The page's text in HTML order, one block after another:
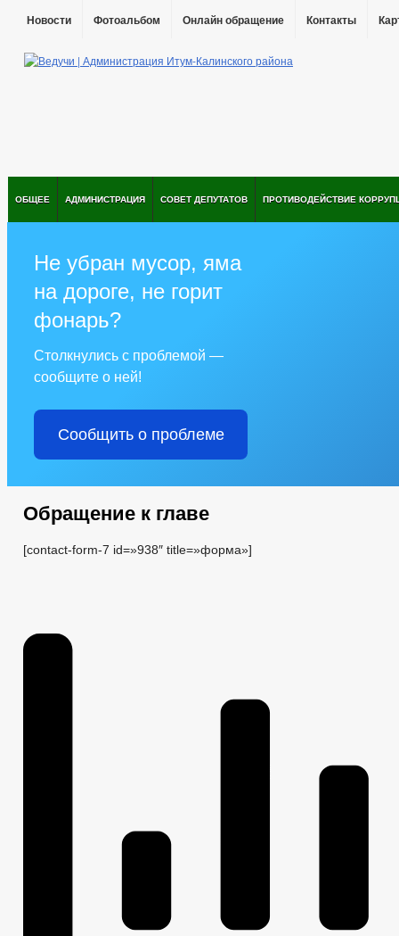
Новости Фотоальбом Онлайн обращение Контакты
ОБЩЕЕ АДМИНИСТРАЦИЯ СОВЕТ ДЕПУТАТОВ ПРОТИВОДЕЙСТВИЕ
Не убран мусор, яма
на дороге, не горит
фонарь?
Столкнулись с проблемой —
сообщите о ней!
Сообщить о проблеме
Обращение к главе
[contact-form-7 id=»938″ title=»форма»]